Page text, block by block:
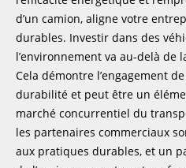
d’un camion, aligne votre
durables. Investir dans des
l’environnement va au-delà de
Cela démontre l’engagement
durabilité et peut être un
marché concurrentiel du
les partenaires commerciaux
aux pratiques durables, et un